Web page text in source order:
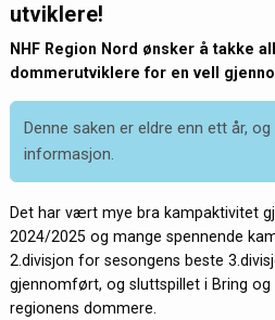
utviklere!
NHF Region Nord ønsker å takke
dommerutviklere for en vell
Denne saken er eldre enn ett år,
informasjon.
Det har vært mye bra kampaktivitet
2024/2025 og mange spennende
2.divisjon for sesongens beste
gjennomført, og sluttspillet i Bring
regionens dommere.